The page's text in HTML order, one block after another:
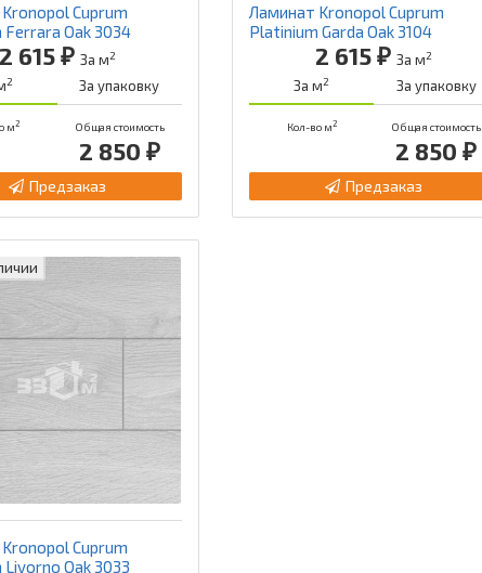
Cuprum
Oak 3034
2 615 ₽ За м2
2 За упаковку
м2 Общая стоимость
2 850 ₽
Предзаказ
Ламинат Kronopol Cuprum
Platinium Garda Oak 3104
2 615 ₽За м2
За м2 За упаковку
Кол-во м2 Общая стоимость
2 850 ₽
Предзаказ
Cuprum
Oak 3033